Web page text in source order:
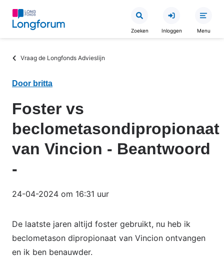
Overslaan
inhoud
Zoeken Inloggen Menu
Kruimelpad
Vraag de Longfonds Advieslijn
Door britta
Foster vs
beclometasondipropionaat
van Vincion - Beantwoord
-
24-04-2024 om 16:31 uur
De laatste jaren altijd foster gebruikt, nu heb ik
beclometason dipropionaat van Vincion ontvangen
en ik ben benauwder.